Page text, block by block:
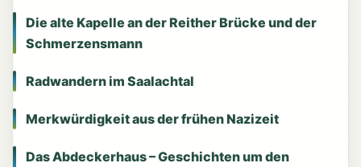
Die alte Kapelle an der Reither Brücke und der
Schmerzensmann
Radwandern im Saalachtal
Merkwürdigkeit aus der frühen Nazizeit
Das Abdeckerhaus – Geschichten um den